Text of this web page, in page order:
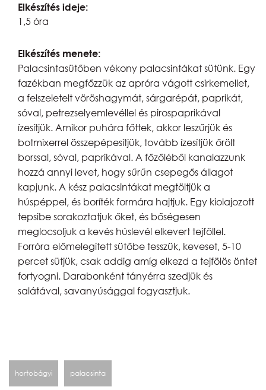
Elkészítés ideje:
1,5 óra
Elkészítés menete:
Palacsintasütőben vékony palacsintákat sütünk. Egy
fazékban megfőzzük az apróra vágott csirkemellet,
a felszeletelt vöröshagymát, sárgarépát, paprikát,
sóval, petrezselyemlevéllel és pirospaprikával
ízesítjük. Amikor puhára főttek, akkor leszűrjük és
botmixerrel összepépesítjük, tovább ízesítjük őrölt
borssal, sóval, paprikával. A főzőléből kanalazzunk
hozzá annyi levet, hogy sűrűn csepegős állagot
kapjunk. A kész palacsintákat megtöltjük a
húspéppel, és boríték formára hajtjuk. Egy kiolajozott
tepsibe sorakoztatjuk őket, és bőségesen
meglocsoljuk a kevés húslevél elkevert tejföllel.
Forróra előmelegített sütőbe tesszük, keveset, 5-10
percet sütjük, csak addig amíg elkezd a tejfölös öntet
fortyogni. Darabonként tányérra szedjük és
salátával, savanyúsággal fogyasztjuk.
hortobágyi palacsinta